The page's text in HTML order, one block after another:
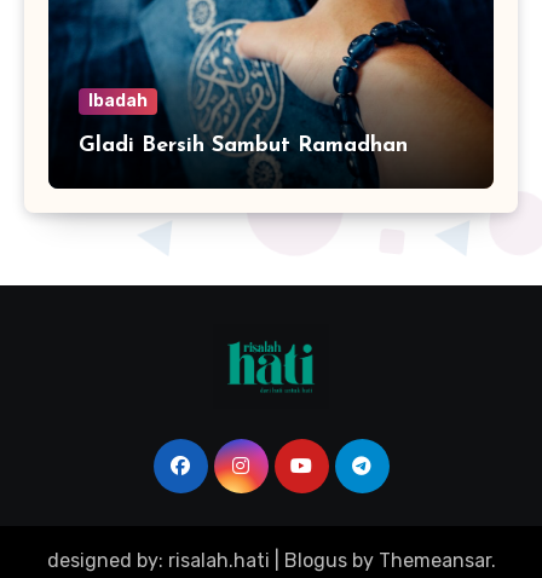
Ibadah
Gladi Bersih Sambut Ramadhan
designed by: risalah.hati Blogusby Themeansar.